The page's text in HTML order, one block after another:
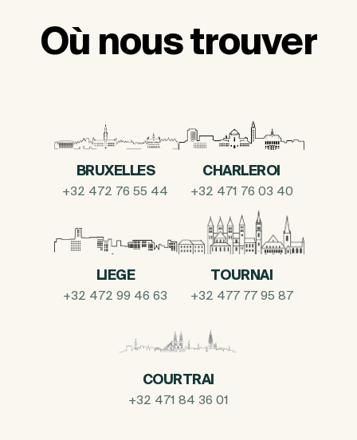
Où nous trouver
BRUXELLES
+32 472 76 55 44
CHARLEROI
+32 471 76 03 40
LIEGE
+32 472 99 46 63
TOURNAI
+32 477 77 95 87
COURTRAI
+32 471 84 36 01